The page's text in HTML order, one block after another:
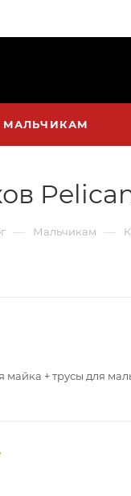
МАЛЬЧИКАМ
Pelican
— Мальчикам —
майка + трусы для